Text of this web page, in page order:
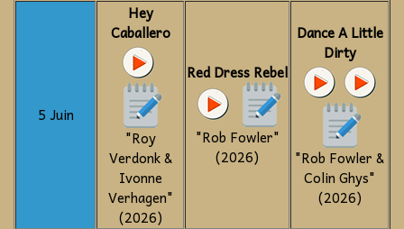
5 Juin
Hey
Caballero
"Roy
Verdonk &
Ivonne
Verhagen"
(2026)
Red Dress Rebel
"Rob Fowler"
(2026)
Dance A Little
Dirty
"Rob Fowler &
Colin Ghys"
(2026)